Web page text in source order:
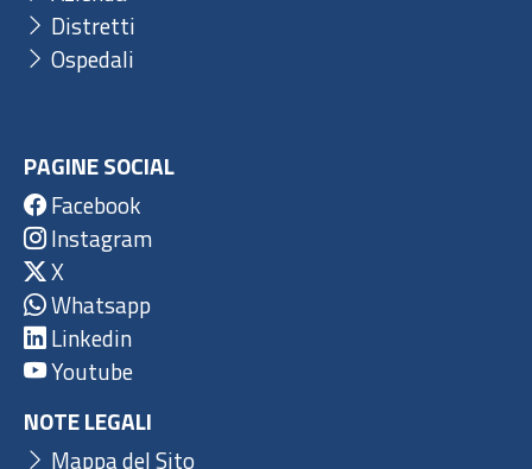
Distretti
Ospedali
PAGINE SOCIAL
Facebook
Instagram
X
Whatsapp
Linkedin
Youtube
NOTE LEGALI
Mappa del Sito